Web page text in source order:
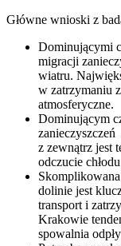
Główne wnioski z
Dominującymi
migracji
wiatru.
w zatrzymaniu
atmosferyczne.
Dominującym
zanieczyszczeń
z zewnątrz jest
odczucie
dolinie jest
transport i
Krakowie
spowalnia